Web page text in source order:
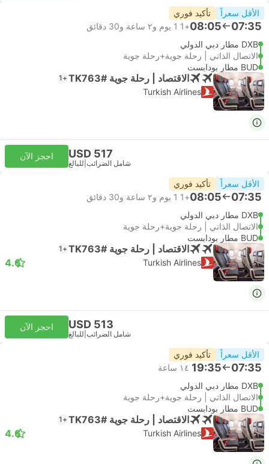
الأقل سعراً تأكيد فوري
07:35
08:05
+1
1 يوم و٢ ساعة و‫30 دقائق
DXB مطار دبي الدولي
الاتصال الذاتي | رحلة جوية+رحلة جوية
BUD مطار بودابست
الاقتصاد | رحلة جوية #TK763 +1
Turkish Airlines
USD 517
شامل الضرائب للبالغ
احجز الآن
الأقل سعراً تأكيد فوري
07:35
08:05
+1
1 يوم و٢ ساعة و‫30 دقائق
DXB مطار دبي الدولي
الاتصال الذاتي | رحلة جوية+رحلة جوية
BUD مطار بودابست
الاقتصاد | رحلة جوية #TK763 +1
Turkish Airlines
4.6
USD 513
شامل الضرائب للبالغ
احجز الآن
الأقل سعراً تأكيد فوري
07:35
19:35 ١٤ ساعة
DXB مطار دبي الدولي
الاتصال الذاتي | رحلة جوية+رحلة جوية
BUD مطار بودابست
الاقتصاد | رحلة جوية #TK763 +1
Turkish Airlines
4.6